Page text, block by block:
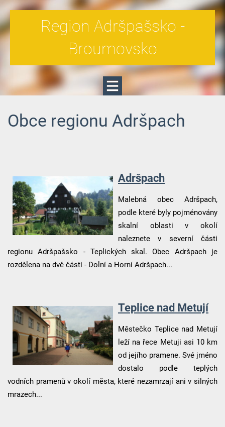
Region Adršpašsko -
Broumovsko
Obce regionu Adršpach
Adršpach
Malebná obec Adršpach,
podle které byly pojménovány
skalní oblasti v okolí
naleznete v severní části
regionu Adršpašsko - Teplických skal. Obec Adršpach je
rozdělena na dvě části - Dolní a Horní Adršpach...
Teplice nad Metují
Městečko Teplice nad Metují
leží na řece Metuji asi 10 km
od jejího pramene. Své jméno
dostalo podle teplých
vodních pramenů v okolí města, které nezamrzají ani v silných
mrazech...